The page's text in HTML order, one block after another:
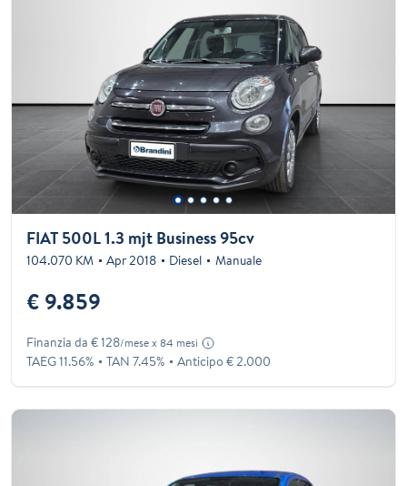
FIAT 500L 1.3 mjt Business 95cv
104.070 KM Apr 2018 Diesel Manuale
€ 9.859
Finanzia da € 128/mese x 84 mesi
TAEG 11.56% TAN 7.45% Anticipo € 2.000